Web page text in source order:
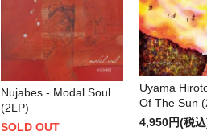
Nujabes - Modal Soul
(2LP)
SOLD OUT
Uyama
Of The Sun
4,950円(税